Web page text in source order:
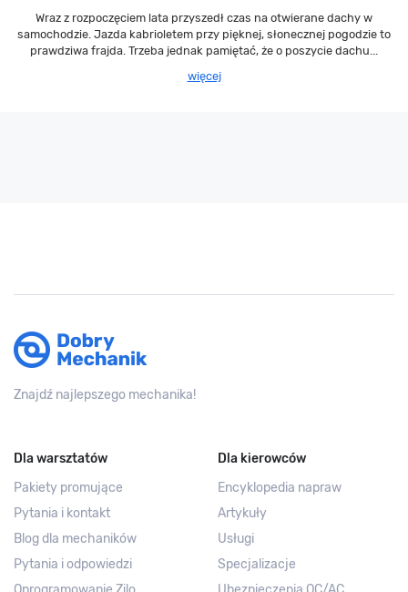
Wraz z rozpoczęciem lata przyszedł czas na otwierane dachy w
samochodzie. Jazda kabrioletem przy pięknej, słonecznej pogodzie to
prawdziwa frajda. Trzeba jednak pamiętać, że o poszycie dachu...
więcej
Znajdź najlepszego mechanika!
Dla warsztatów
Pakiety promujące
Pytania i kontakt
Blog dla mechaników
Pytania i odpowiedzi
Dla kierowców
Encyklopedia napraw
Artykuły
Usługi
Specjalizacje